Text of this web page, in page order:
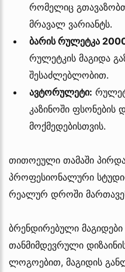
რომელიც
მრავალ ვარიანტს.
ბარის რულეტკა
რულეტკის მაგიდა
შესაძლებლობით.
ავტორულეტი:
კაზინოში ფსონების
მოქმედებისთვის.
თითოეული თამაში
პროფესიონალური
რეალურ დროში
ბრენდირებული მაგიდები
თანმიმდევრული
ლოგოებით, მაგიდის